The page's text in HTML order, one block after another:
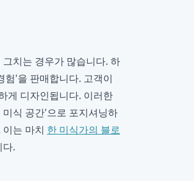
치는 경우가 많습니다. 하
험'을 판매합니다. 고객이
게 디자인됩니다. 이러한
식 공간'으로 포지셔닝하
는 마치 한 미식가의 블로
.